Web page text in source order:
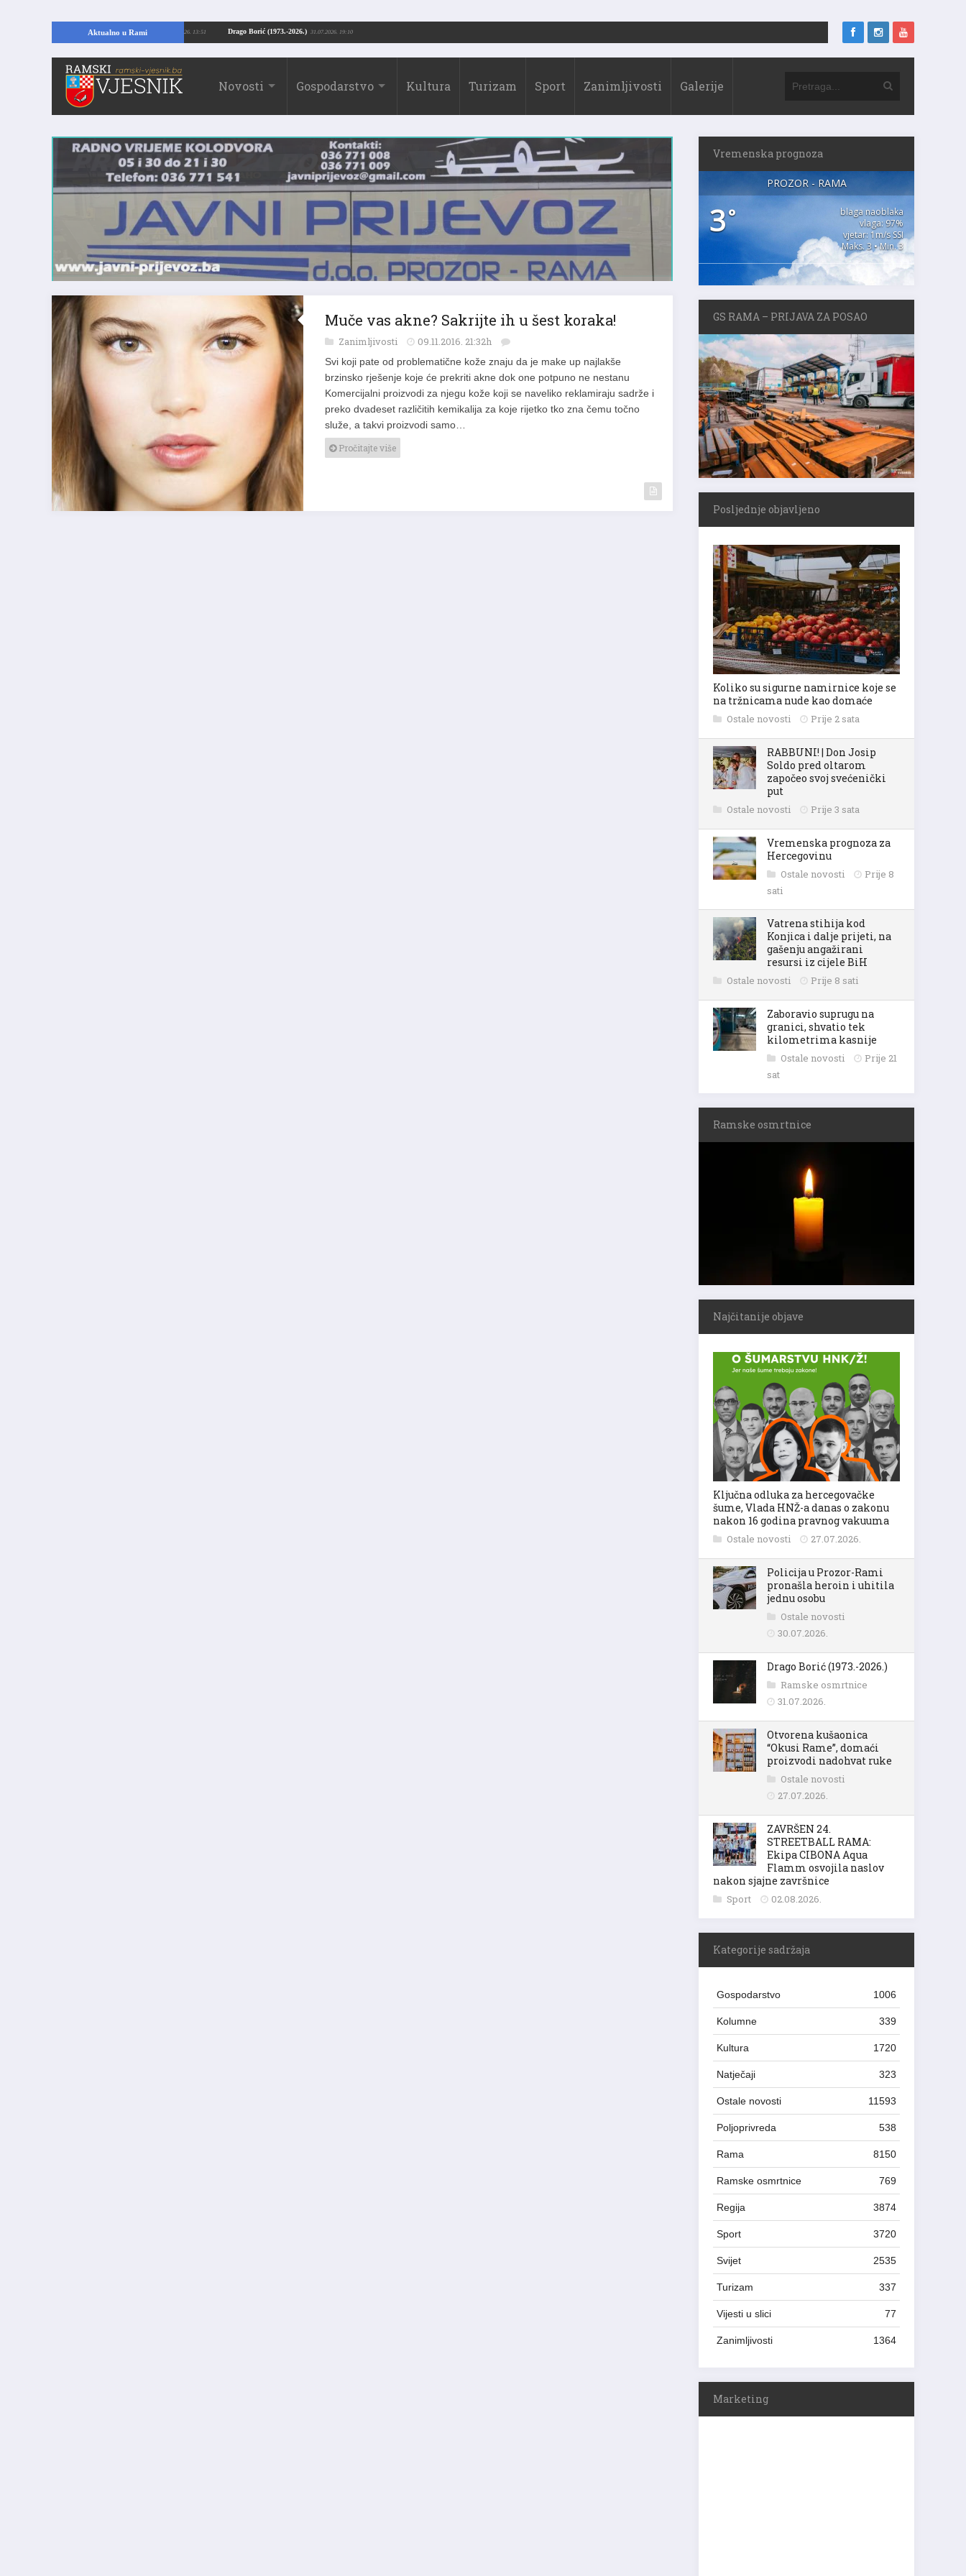
Aktualno u Rami Drago Borić (1973.-2026.) 31.07.2026. 19:10
Kopajući temelje kuće, pronašao vrijedne arheološke ostatke 24.07.2026. 13:51
Novosti Gospodarstvo Kultura Turizam Sport Zanimljivosti Galerije
Muče vas akne? Sakrijte ih u šest koraka!
Zanimljivosti 09.11.2016. 21:32h
Svi koji pate od problematične kože znaju da je make up najlakše
brzinsko rješenje koje će prekriti akne dok one potpuno ne nestanu
Komercijalni proizvodi za njegu kože koji se naveliko reklamiraju sadrže i
preko dvadeset različitih kemikalija za koje rijetko tko zna čemu točno
služe, a takvi proizvodi samo…
Pročitajte više
Vremenska prognoza
PROZOR - RAMA
3°
blaga naoblaka
vlaga: 97%
vjetar: 1m/s SSI
Maks. 3 • Min. 3
GS RAMA – PRIJAVA ZA POSAO
Posljednje objavljeno
Koliko su sigurne namirnice koje se
na tržnicama nude kao domaće
Ostale novosti Prije 2 sata
RABBUNI! | Don Josip
Soldo pred oltarom
započeo svoj svećenički
put
Ostale novosti Prije 3 sata
Vremenska prognoza za
Hercegovinu
Ostale novosti
Prije 8
sati
Vatrena stihija kod
Konjica i dalje prijeti, na
gašenju angažirani
resursi iz cijele BiH
Ostale novosti Prije 8 sati
Zaboravio suprugu na
granici, shvatio tek
kilometrima kasnije
Ostale novosti
Prije 21
sat
Ramske osmrtnice
Najčitanije objave
Ključna odluka za hercegovačke
šume, Vlada HNŽ-a danas o zakonu
nakon 16 godina pravnog vakuuma
Ostale novosti 27.07.2026.
Policija u Prozor-Rami
pronašla heroin i uhitila
jednu osobu
Ostale novosti
30.07.2026.
Drago Borić (1973.-2026.)
Ramske osmrtnice
31.07.2026.
Otvorena kušaonica
“Okusi Rame”, domaći
proizvodi nadohvat ruke
Ostale novosti
27.07.2026.
ZAVRŠEN 24.
STREETBALL RAMA:
Ekipa CIBONA Aqua
Flamm osvojila naslov
nakon sjajne završnice
Sport 02.08.2026.
Kategorije sadržaja
Gospodarstvo 1006
Kolumne 339
Kultura 1720
Natječaji 323
Ostale novosti 11593
Poljoprivreda 538
Rama 8150
Ramske osmrtnice 769
Regija 3874
Sport 3720
Svijet 2535
Turizam 337
Vijesti u slici 77
Zanimljivosti 1364
Marketing